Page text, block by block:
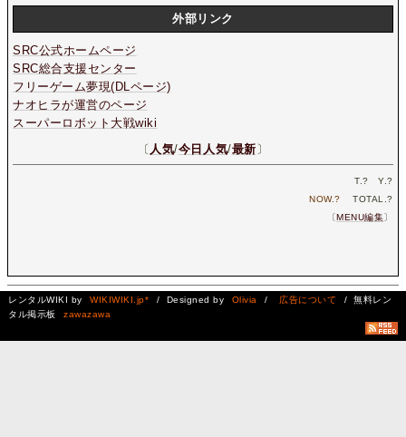
外部リンク
SRC公式ホームページ
SRC総合支援センター
フリーゲーム夢現(DLページ)
ナオヒラが運営のページ
スーパーロボット大戦wiki
〔 人気/今日人気/最新〕
T.? Y.?
NOW.? TOTAL.?
〔MENU編集〕
レンタルWIKI by WIKIWIKI.jp* / Designed by Olivia / 広告について
/ 無料レン
タル掲示板
zawazawa